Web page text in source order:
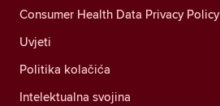
Consumer Health Data Privacy Policy
Uvjeti
Politika kolačića
Intelektualna svojina